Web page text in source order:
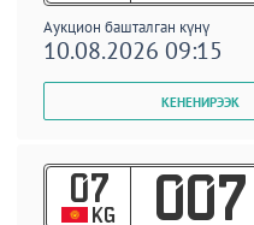
Аукцион башталган күнү
10.08.2026 09:15
07
KG 007